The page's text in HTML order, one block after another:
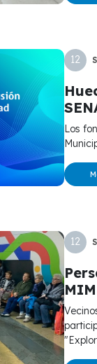
12
Los fondos permitirán seguir desarrollando proyectos, desde el
12
MIM
Vecinos y vecinas del Programa Más Adultos Mayores Autovalentes